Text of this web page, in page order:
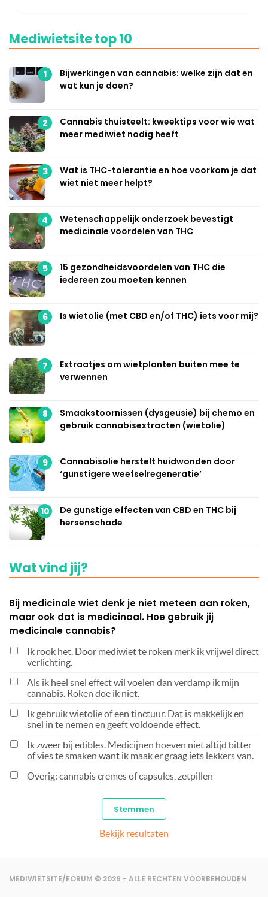
Mediwietsite top 10
1
Bijwerkingen van cannabis: welke zijn dat en
wat kun je doen?
2
Cannabis thuisteelt: kweektips voor wie wat
meer mediwiet nodig heeft
3
Wat is THC-tolerantie en hoe voorkom je dat
wiet niet meer helpt?
4
Wetenschappelijk onderzoek bevestigt
medicinale voordelen van THC
5
15 gezondheidsvoordelen van THC die
iedereen zou moeten kennen
6 Is wietolie (met CBD en/of THC) iets voor mij?
7
Extraatjes om wietplanten buiten mee te
verwennen
8
Smaakstoornissen (dysgeusie) bij chemo en
gebruik cannabisextracten (wietolie)
9
Cannabisolie herstelt huidwonden door
‘gunstigere weefselregeneratie’
10
De gunstige effecten van CBD en THC bij
hersenschade
Wat vind jij?
Bij medicinale wiet denk je niet meteen aan roken,
maar ook dat is medicinaal. Hoe gebruik jij
medicinale cannabis?
Ik rook het. Door mediwiet te roken merk ik vrijwel direct
verlichting.
Als ik heel snel effect wil voelen dan verdamp ik mijn
cannabis. Roken doe ik niet.
Ik gebruik wietolie of een tinctuur. Dat is makkelijk en
snel in te nemen en geeft voldoende effect.
Ik zweer bij edibles. Medicijnen hoeven niet altijd bitter
of vies te smaken want ik maak er graag iets lekkers van.
Overig: cannabis cremes of capsules, zetpillen
Bekijk resultaten
MEDIWIETSITE/FORUM © 2026 - ALLE RECHTEN VOORBEHOUDEN